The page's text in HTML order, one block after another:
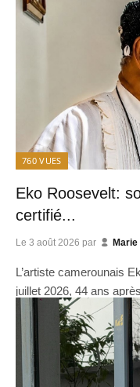
760 VUES
Eko Roosevelt:
certifié...
Le 3 août 2026 par Marie
L’artiste camerounais
juillet 2026, 44 ans